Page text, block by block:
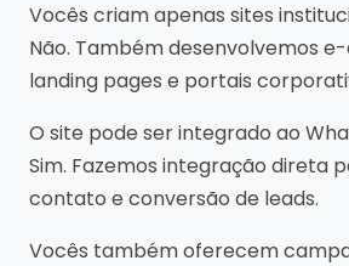
Vocês criam apenas sites
Não. Também desenvolvemos
landing pages e portais
O site pode ser integrado ao
Sim. Fazemos integração direta
contato e conversão de leads.
Vocês também oferecem